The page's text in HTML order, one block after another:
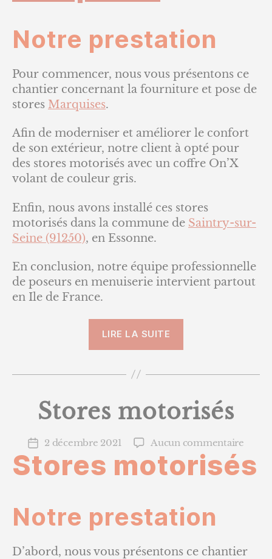
Notre prestation
Pour commencer, nous vous présentons ce
chantier concernant la fourniture et pose de
stores Marquises.
Afin de moderniser et améliorer le confort
de son extérieur, notre client à opté pour
des stores motorisés avec un coffre On’X
volant de couleur gris.
Enfin, nous avons installé ces stores
motorisés dans la commune de Saintry-sur-
Seine (91250), en Essonne.
En conclusion, notre équipe professionnelle
de poseurs en menuiserie intervient partout
en Ile de France.
LIRE LA SUITE
Stores motorisés
Date
de
l’article
2 décembre 2021 Aucun commentairesur
Stores motorisés
Notre prestation
D’abord, nous vous présentons ce chantier